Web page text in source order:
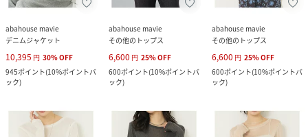
abahouse mavie
デニムジャケット
10,395 円 30%OFF
945ポイント(10%ポイントバ
ック)
abahouse mavie
その他のトップス
6,600 円 25%OFF
600ポイント(10%ポイントバ
ック)
abahouse mavie
その他のトップス
6,600 円 25%OFF
600ポイント(10%ポイントバ
ック)